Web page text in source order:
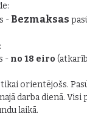
- Bezmaksas
- no 18 eiro
orientējošs.
darba dienā.
laikā.